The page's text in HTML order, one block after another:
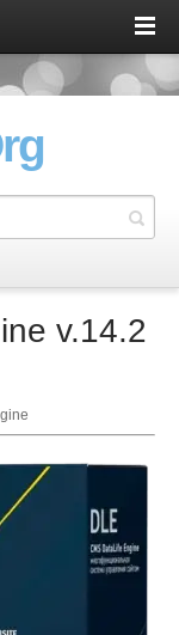
v.14.2